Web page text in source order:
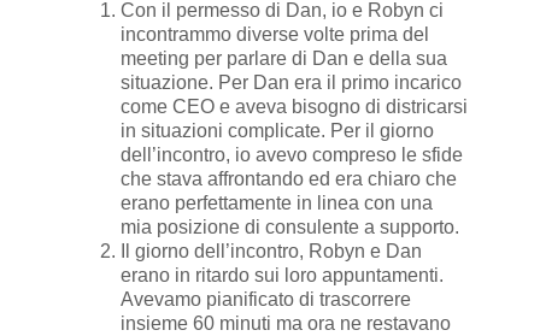
Con il permesso di Dan, io e Robyn ci
incontrammo diverse volte prima del
meeting per parlare di Dan e della sua
situazione. Per Dan era il primo incarico
come CEO e aveva bisogno di districarsi
in situazioni complicate. Per il giorno
dell’incontro, io avevo compreso le sfide
che stava affrontando ed era chiaro che
erano perfettamente in linea con una
mia posizione di consulente a supporto.
Il giorno dell’incontro, Robyn e Dan
erano in ritardo sui loro appuntamenti.
Avevamo pianificato di trascorrere
insieme 60 minuti ma ora ne restavano